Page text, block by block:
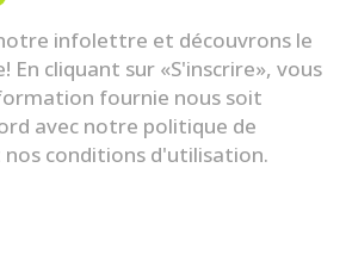
infolettre et découvrons le
En cliquant sur «S'inscrire», vous
fournie nous soit
avec notre politique de
conditions d'utilisation.